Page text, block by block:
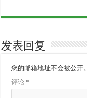
发表回复
您的邮箱地址不会被公开。
评论*